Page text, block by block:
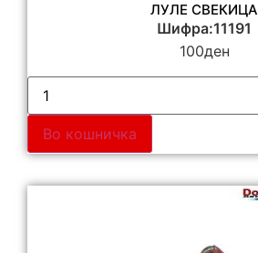
ЛУЛЕ СВЕКИЦА
Шифра:11191
100ден
Во кошничка